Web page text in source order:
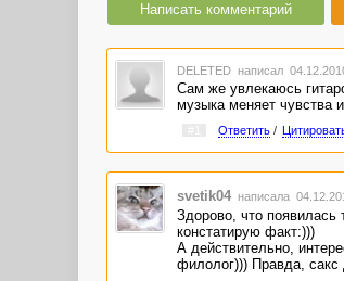
Написать комментарий
DELETED написал
Сам же увлекаюсь
музыка меняет чувства
Ответить/
svetik04 написала
Здорово, что появилась
констатирую факт:)))
А действительно,
филолог))) Правда, сакс